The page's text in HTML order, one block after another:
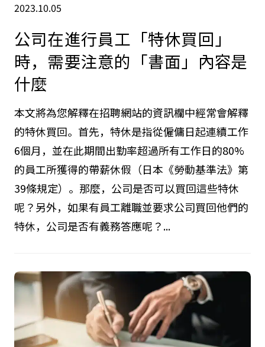
2023.10.05
公司在進行員工「特休買回」
時，需要注意的「書面」內容是
什麼
本文將為您解釋在招聘網站的資訊欄中經常會解釋
的特休買回。首先，特休是指從僱傭日起連續工作
6個月，並在此期間出勤率超過所有工作日的80%
的員工所獲得的帶薪休假（日本《勞動基準法》第
39條規定）。那麼，公司是否可以買回這些特休
呢？另外，如果有員工離職並要求公司買回他們的
特休，公司是否有義務答應呢？...